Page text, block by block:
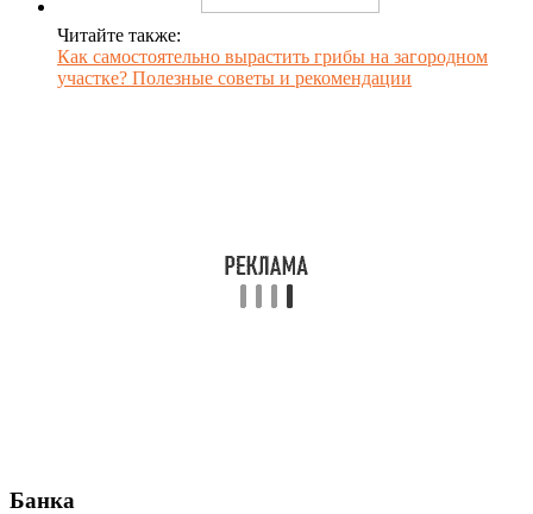
Читайте также:
Как самостоятельно вырастить грибы на загородном
участке? Полезные советы и рекомендации
Банка